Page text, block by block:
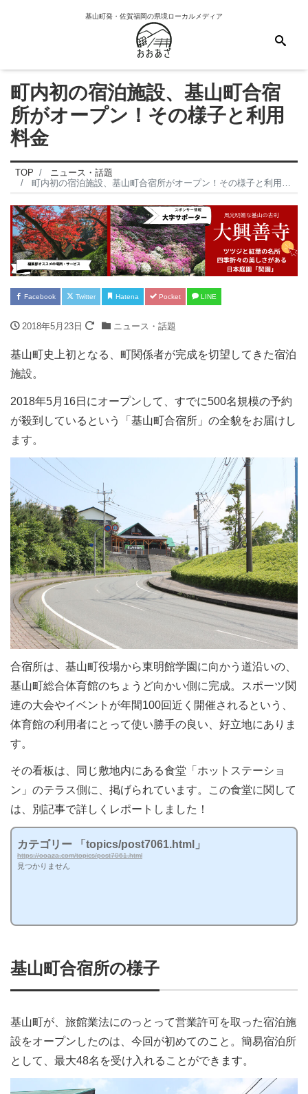
基山町発・佐賀福岡の県境ローカルメディア
町内初の宿泊施設、基山町合宿
所がオープン！その様子と利用
料金
TOP
ニュース・話題
町内初の宿泊施設、基山町合宿所がオープン！その様子と利用料金
Facebook Twitter Hatena Pocket LINE
2018年5月23日 ニュース・話題
基山町史上初となる、町関係者が完成を切望してきた宿泊
施設。
2018年5月16日にオープンして、すでに500名規模の予約
が殺到しているという「基山町合宿所」の全貌をお届けし
ます。
合宿所は、基山町役場から東明館学園に向かう道沿いの、
基山町総合体育館のちょうど向かい側に完成。スポーツ関
連の大会やイベントが年間100回近く開催されるという、
体育館の利用者にとって使い勝手の良い、好立地にありま
す。
その看板は、同じ敷地内にある食堂「ホットステーショ
ン」のテラス側に、掲げられています。この食堂に関して
は、別記事で詳しくレポートしました！
カテゴリー 「topics/post7061.html」
https://ooaza.com/topics/post7061.html
見つかりません
基山町合宿所の様子
基山町が、旅館業法にのっとって営業許可を取った宿泊施
設をオープンしたのは、今回が初めてのこと。簡易宿泊所
として、最大48名を受け入れることができます。